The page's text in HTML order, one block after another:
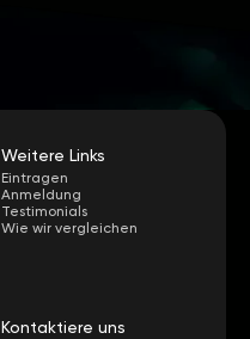
Weitere Links
Eintragen
Anmeldung
Testimonials
Wie wir vergleichen
Kontaktiere uns